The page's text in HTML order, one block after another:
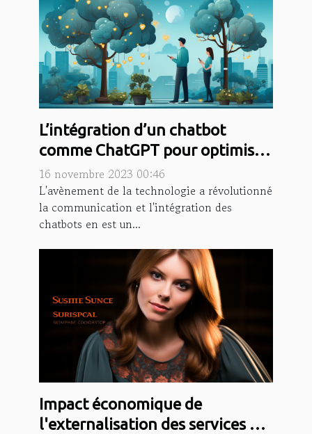
L’intégration d’un chatbot
comme ChatGPT pour optimiser
la communication
16 novembre 2023 00:46
L'avènement de la technologie a révolutionné
la communication et l'intégration des
chatbots en est un...
Impact économique de
l'externalisation des services de